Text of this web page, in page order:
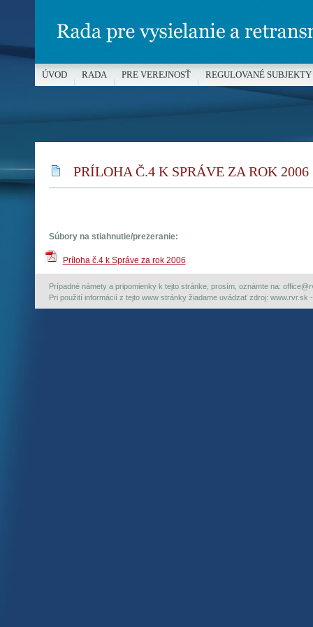
PRÍLOHA Č.4 K SPRÁVE ZA ROK 2006
Súbory na stiahnutie/prezeranie:
Príloha č.4 k Správe za rok 2006
Prípadné námety a pripomienky k tejto stránke, prosím, oznámte na:
Pri použití informácií z tejto www stránky žiadame uvádzať zdroj: www.rvr.sk
ÚVOD RADA PRE VEREJNOSŤ REGULOVANÉ SUBJEKTY